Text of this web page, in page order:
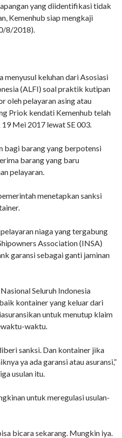
yang diidentifikasi tidak
Kemenhub siap mengkaji
8/2018).
menyusul keluhan dari Asosiasi
(ALFI) soal praktik kutipan
oleh pelayaran asing atau
Priok kendati Kemenhub telah
Mei 2017 lewat SE 003.
bagi barang yang berpotensi
barang yang baru
pelayaran.
menetapkan sanksi
niaga yang tergabung
Association (INSA)
garansi sebagai ganti jaminan
Seluruh Indonesia
kontainer yang keluar dari
untuk menutup klaim
waktu.
sanksi. Dan kontainer jika
ya ada garansi atau asuransi,”
usulan itu.
untuk meregulasi usulan-
bicara sekarang. Mungkin iya.